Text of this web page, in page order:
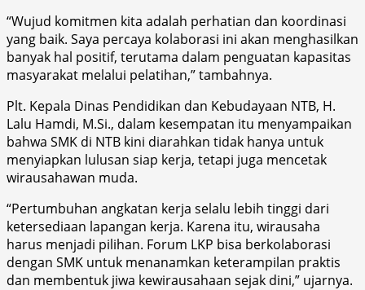
“Wujud komitmen kita adalah perhatian dan koordinasi
yang baik. Saya percaya kolaborasi ini akan menghasilkan
banyak hal positif, terutama dalam penguatan kapasitas
masyarakat melalui pelatihan,” tambahnya.
Plt. Kepala Dinas Pendidikan dan Kebudayaan NTB, H.
Lalu Hamdi, M.Si., dalam kesempatan itu menyampaikan
bahwa SMK di NTB kini diarahkan tidak hanya untuk
menyiapkan lulusan siap kerja, tetapi juga mencetak
wirausahawan muda.
“Pertumbuhan angkatan kerja selalu lebih tinggi dari
ketersediaan lapangan kerja. Karena itu, wirausaha
harus menjadi pilihan. Forum LKP bisa berkolaborasi
dengan SMK untuk menanamkan keterampilan praktis
dan membentuk jiwa kewirausahaan sejak dini,” ujarnya.